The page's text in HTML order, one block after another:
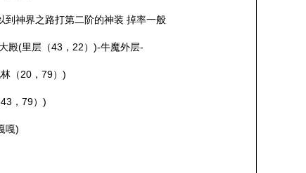
到神界之路打第二阶的神装 掉率一般
殿(里层（43，22）)-牛魔外层-
（20，79）)
，79）)
嘎)